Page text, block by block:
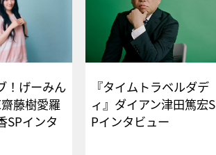
！げーみん
藤樹愛羅
SPインタ
『タイムトラベルダデ
ィ』ダイアン津田篤宏S
Pインタビュー